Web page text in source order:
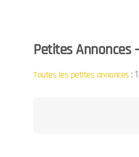
Petites Annonces
Toutes les petites annonces :